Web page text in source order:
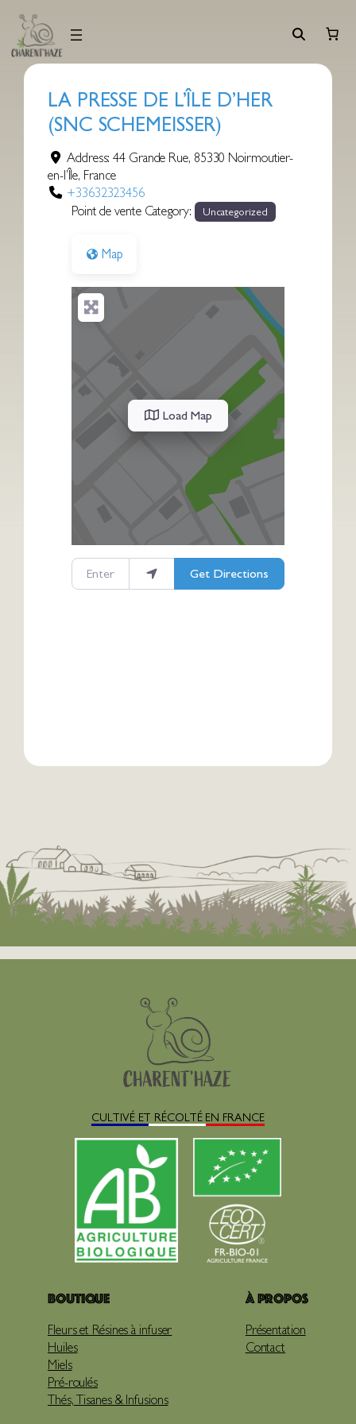
contenu
LA PRESSE DE L’ÎLE D’HER
(SNC SCHEMEISSER)
Address:44 Grande Rue, 85330 Noirmoutier-
en-l’Île, France
+33632323456
Point de vente Category:
Uncategorized
Map
Load Map
Enter your location
Get Directions
CULTIVÉ ET RÉCOLTÉ EN FRANCE
Boutique
Fleurs et Résines à infuser
Huiles
Miels
Pré-roulés
Thés, Tisanes & Infusions
À propos
Présentation
Contact